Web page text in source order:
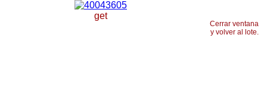
Cerrar ventana
y volver al lote.
get